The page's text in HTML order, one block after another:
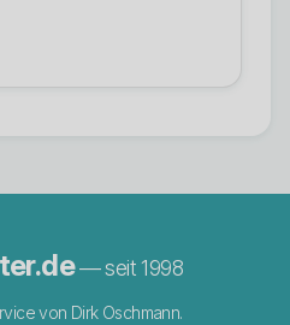
— seit 1998
von Dirk Oschmann.